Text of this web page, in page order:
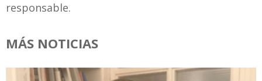
responsable.
MÁS NOTICIAS